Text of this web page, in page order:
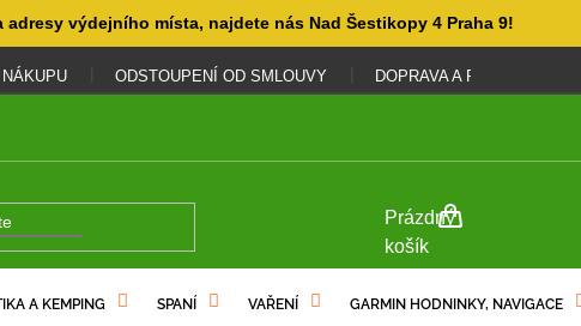
adresy výdejního místa, najdete nás Nad Šestikopy 4 Praha 9!
ODSTOUPENÍ OD SMLOUVY DOPRAVA A PLATBA
NÁKUPNÍ
KOŠÍK
Prázdný
košík
A KEMPING SPANÍ VAŘENÍ GARMIN HODNINKY, NAVIGACE